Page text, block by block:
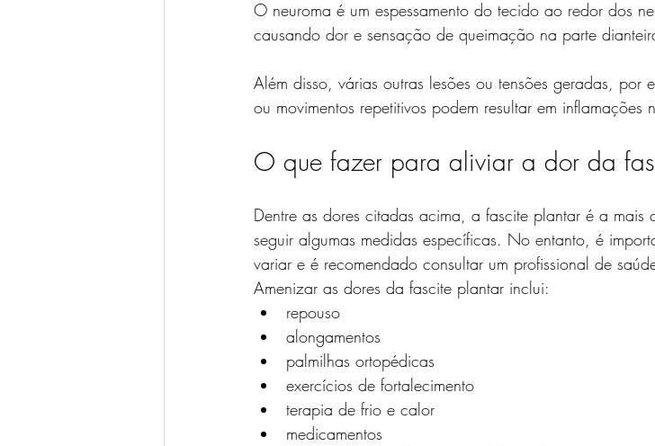
O neuroma é um espessamento do tecido ao redor dos
causando dor e sensação de queimação na parte
Além disso, várias outras lesões ou tensões geradas, por
ou movimentos repetitivos podem resultar em inflamações
O que fazer para aliviar a dor da
Dentre as dores citadas acima, a fascite plantar é a
seguir algumas medidas específicas. No entanto, é
variar e é recomendado consultar um profissional de
Amenizar as dores da fascite plantar inclui:
repouso
alongamentos
palmilhas ortopédicas
exercícios de fortalecimento
terapia de frio e calor
medicamentos